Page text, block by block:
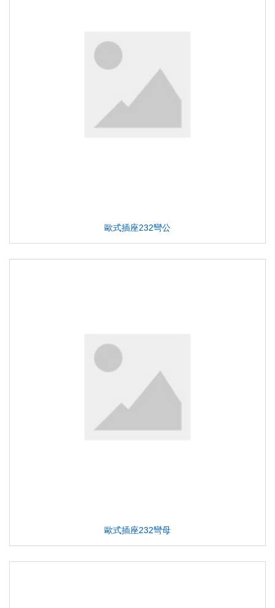
歐式插座232彎公
歐式插座232彎母